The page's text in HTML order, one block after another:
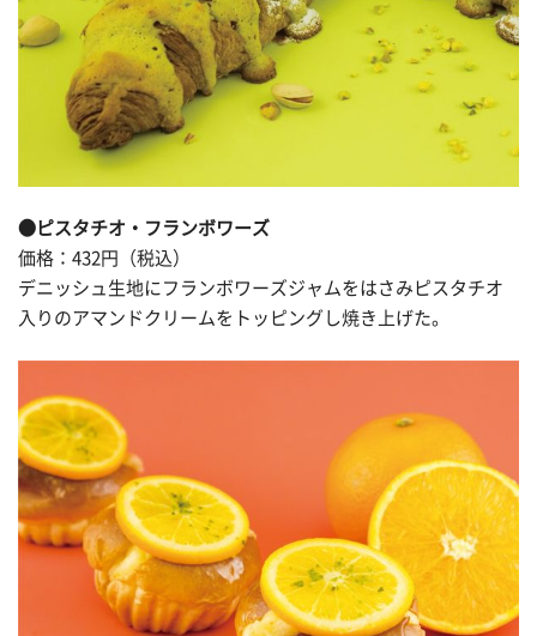
●ピスタチオ・フランボワーズ
価格：432円（税込）
デニッシュ生地にフランボワーズジャムをはさみピスタチオ
入りのアマンドクリームをトッピングし焼き上げた。